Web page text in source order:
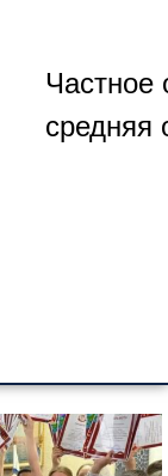
Частное
средняя